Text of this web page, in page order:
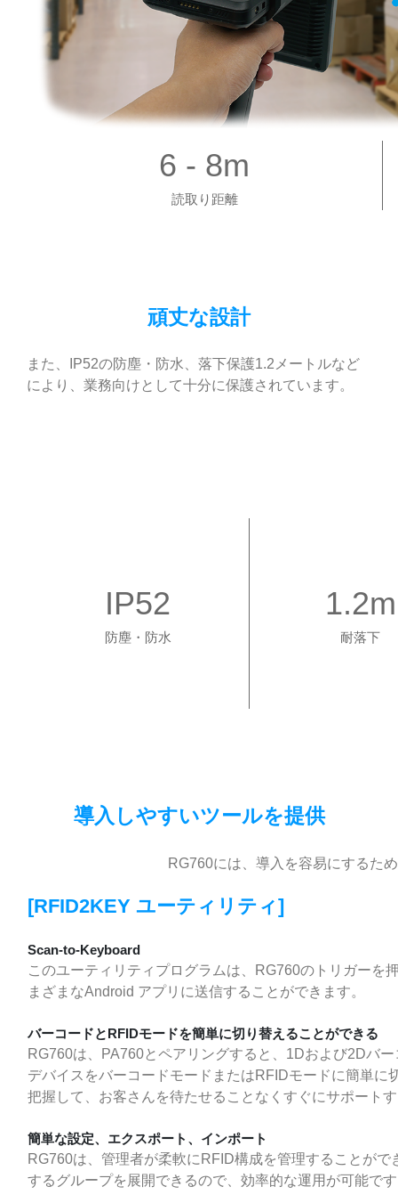
6 - 8m
読取り距離
頑丈な設計
また、IP52の防塵・防水、落下保護1.2メートルなど
により、業務向けとして十分に保護されています。
IP52
防塵・防水
1.2m
耐落下
導入しやすいツールを提供
RG760には、導入を容易にするた
[RFID2KEY ユーティリティ]
Scan-to-Keyboard
このユーティリティプログラムは、RG760のトリガーを
まざまなAndroid アプリに送信することができます。
バーコードとRFIDモードを簡単に切り替えることができる
RG760は、PA760とペアリングすると、1Dおよび2Dバ
デバイスをバーコードモードまたはRFIDモードに簡単
把握して、お客さんを待たせることなくすぐにサポート
簡単な設定、エクスポート、インポート
RG760は、管理者が柔軟にRFID構成を管理することが
するグループを展開できるので、効率的な運用が可能で